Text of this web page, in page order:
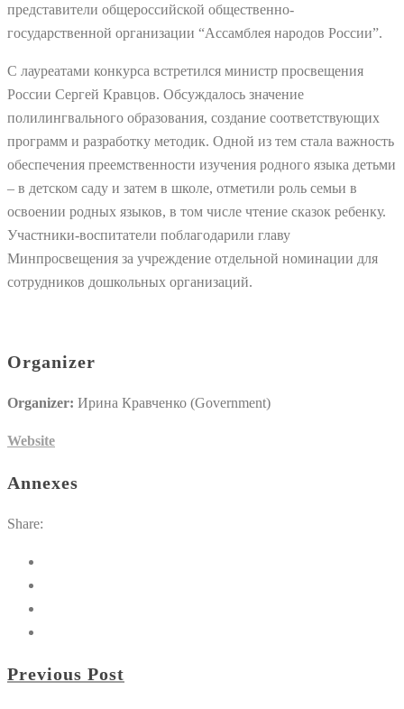
представители общероссийской общественно-
государственной организации “Ассамблея народов России”.
С лауреатами конкурса встретился министр просвещения
России Сергей Кравцов. Обсуждалось значение
полилингвального образования, создание соответствующих
программ и разработку методик. Одной из тем стала важность
обеспечения преемственности изучения родного языка детьми
– в детском саду и затем в школе, отметили роль семьи в
освоении родных языков, в том числе чтение сказок ребенку.
Участники-воспитатели поблагодарили главу
Минпросвещения за учреждение отдельной номинации для
сотрудников дошкольных организаций.
Organizer
Organizer: Ирина Кравченко (Government)
Website
Annexes
Share:
Previous Post